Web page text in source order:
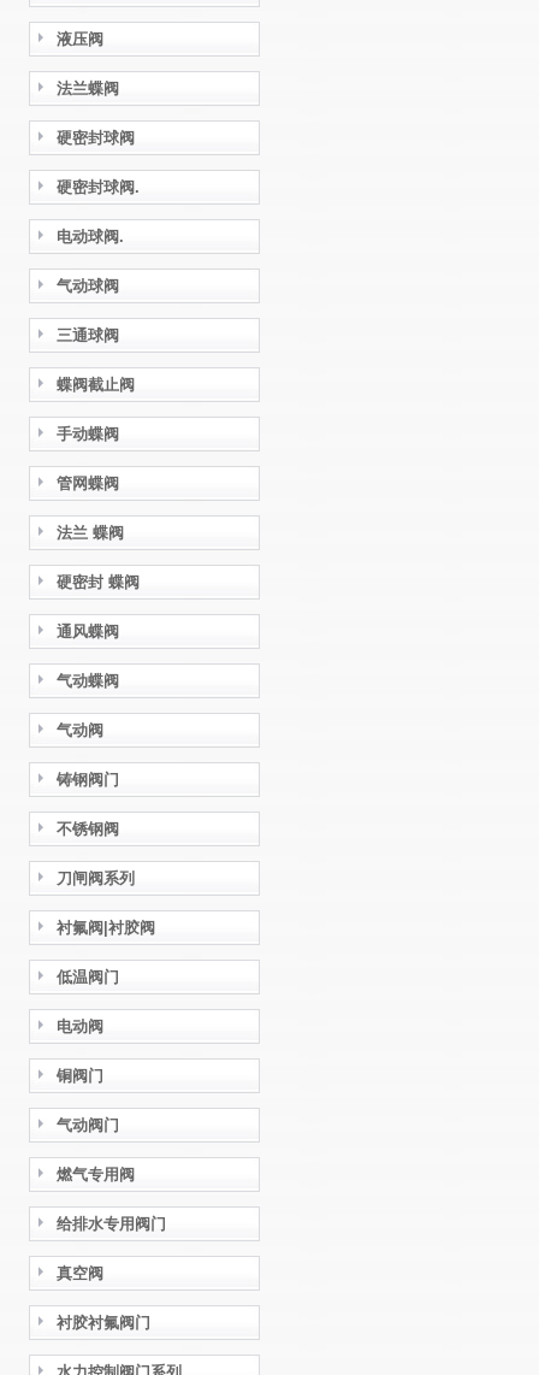
液压阀
法兰蝶阀
硬密封球阀
硬密封球阀.
电动球阀.
气动球阀
三通球阀
蝶阀截止阀
手动蝶阀
管网蝶阀
法兰 蝶阀
硬密封 蝶阀
通风蝶阀
气动蝶阀
气动阀
铸钢阀门
不锈钢阀
刀闸阀系列
衬氟阀|衬胶阀
低温阀门
电动阀
铜阀门
气动阀门
燃气专用阀
给排水专用阀门
真空阀
衬胶衬氟阀门